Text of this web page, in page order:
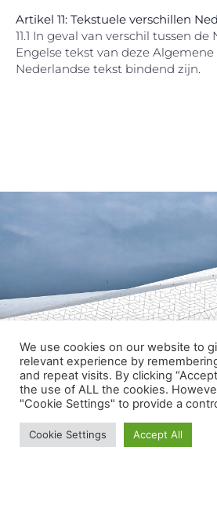
Artikel 11: Tekstuele verschillen
11.1 In geval van verschil tussen
Engelse tekst van deze
Nederlandse tekst bindend zijn.
Naar schatting heeft 40
We use cookies on our website to
relevant experience by
and repeat visits. By clicking
the use of ALL the cookies.
"Cookie Settings" to provide a
Cookie Settings Accept All